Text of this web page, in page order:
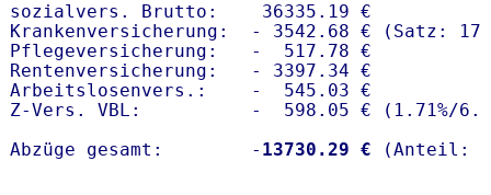
sozialvers. Brutto:    36335.19 €
Krankenversicherung:  - 3542.68 € (Satz:
Pflegeversicherung:   -  517.78 €
Rentenversicherung:   - 3397.34 €
Arbeitslosenvers.:    -  545.03 €
Z-Vers. VBL:          -  598.05 € ( 1.71%/
Abzüge gesamt:        - 13730.29 €